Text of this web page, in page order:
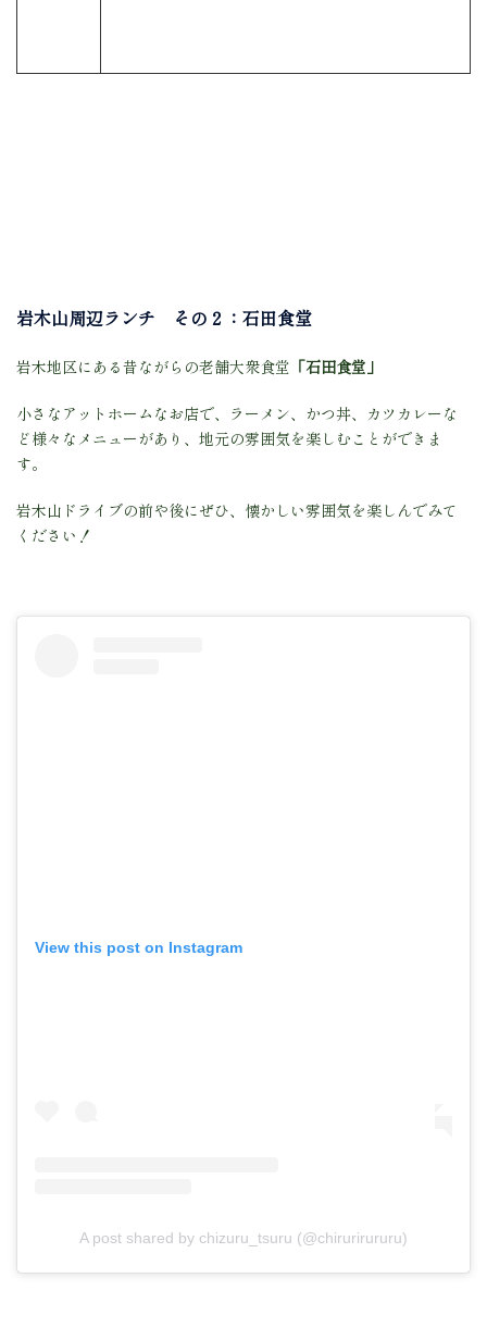
岩木山周辺ランチ その２：石田食堂
岩木地区にある昔ながらの老舗大衆食堂 「石田食堂」
小さなアットホームなお店で、ラーメン、かつ丼、カツカレーな
ど様々なメニューがあり、地元の雰囲気を楽しむことができま
す。
岩木山ドライブの前や後にぜひ、懐かしい雰囲気を楽しんでみて
ください！
View this post on Instagram
A post shared by chizuru_tsuru (@chirurirururu)